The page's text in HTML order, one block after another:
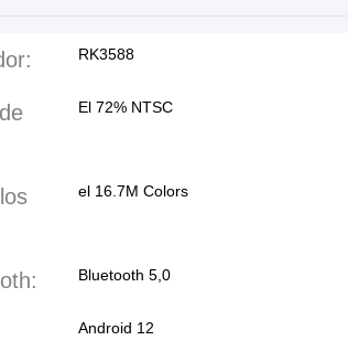
RK3588
El 72% NTSC
el 16.7M Colors
Bluetooth 5,0
Android 12